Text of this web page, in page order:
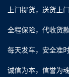
上门提货，送货上门
全程保险，代收货款
每天发车，安全准时
诚信为本，信誉为魂